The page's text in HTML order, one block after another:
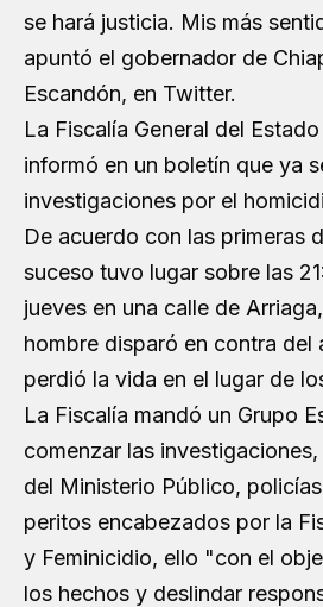
se hará justicia. Mis más
apuntó el gobernador de
Escandón, en Twitter.
La Fiscalía General del
informó en un boletín que ya
investigaciones por el
De acuerdo con las primeras
suceso tuvo lugar sobre las
jueves en una calle de
hombre disparó en contra del
perdió la vida en el lugar de
La Fiscalía mandó un Grupo
comenzar las
del Ministerio Público,
peritos encabezados por la
y Feminicidio, ello "con el
los hechos y deslindar